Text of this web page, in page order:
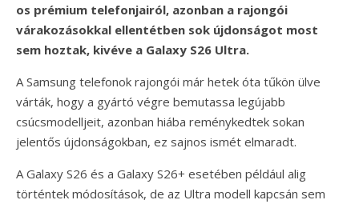
os prémium telefonjairól, azonban a rajongói
várakozásokkal ellentétben sok újdonságot most
sem hoztak, kivéve a Galaxy S26 Ultra.
A Samsung telefonok rajongói már hetek óta tűkön ülve
várták, hogy a gyártó végre bemutassa legújabb
csúcsmodelljeit, azonban hiába reménykedtek sokan
jelentős újdonságokban, ez sajnos ismét elmaradt.
A Galaxy S26 és a Galaxy S26+ esetében például alig
történtek módosítások, de az Ultra modell kapcsán sem